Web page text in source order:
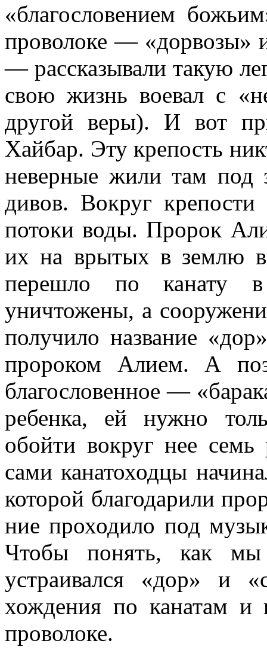
«благословением
проволоке — «дорвозы»
— рассказывали такую
свою жизнь воевал с
другой веры). И вот
Хайбар. Эту крепость
неверные жили там под
дивов. Вокруг
потоки воды. Пророк
их на врытых в землю
перешло по канату
уничтожены, а
получило на­звание
пророком Алием. А
благословенное —
ребенка, ей нужно
обойти вокруг нее
сами канатоходцы
которой благода­рили
ние проходило под
Чтобы понять, как мы
устраивался «дор» и
хождения по канатам и
проволоке.